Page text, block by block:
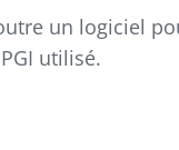
un logiciel
utilisé.